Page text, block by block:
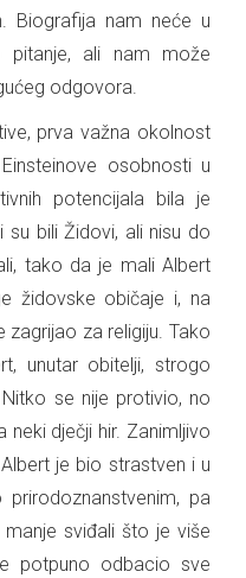
Biografija nam neće u
ali nam može
odgovora.
prva važna okolnost
osobnosti u
potencijala bila je
su bili Židovi, ali nisu do
tako da je mali Albert
židovske običaje i, na
zagrijao za religiju. Tako
unutar obitelji, strogo
se nije protivio, no
dječji hir. Zanimljivo
je bio strastven i u
pa
sviđali što je više
potpuno odbacio sve